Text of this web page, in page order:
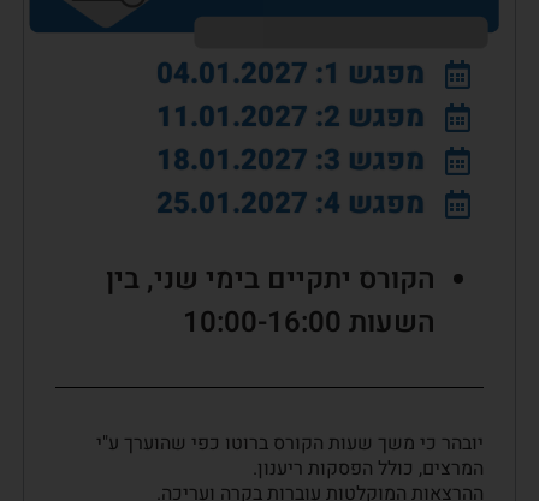
מפגש 1: 04.01.2027
מפגש 2: 11.01.2027
מפגש 3: 18.01.2027
מפגש 4: 25.01.2027
הקורס יתקיים בימי שני, בין
השעות 10:00-16:00
יובהר כי משך שעות הקורס ברוטו כפי שהוערך ע"י
המרצים, כולל הפסקות ריענון.
ההרצאות המוקלטות עוברות בקרה ועריכה.